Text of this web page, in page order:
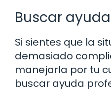
Buscar
Si sientes que la
demasiado
manejarla por tu
buscar ayuda